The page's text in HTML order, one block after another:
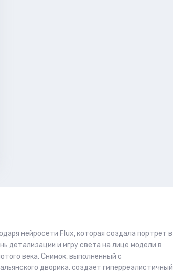
нейросети Flux, которая создала портрет в
детализации и игру света на лице модели в
века. Снимок, выполненный с
дворика, создает гиперреалистичный